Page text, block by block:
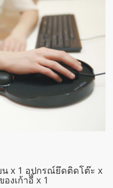
น x 1 อุปกรณ์ยึดติดโต๊ะ x
งเก้าอี้ x 1